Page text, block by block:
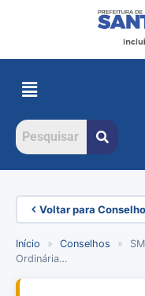
Voltar para
Início » Conselhos »
Ordinária…